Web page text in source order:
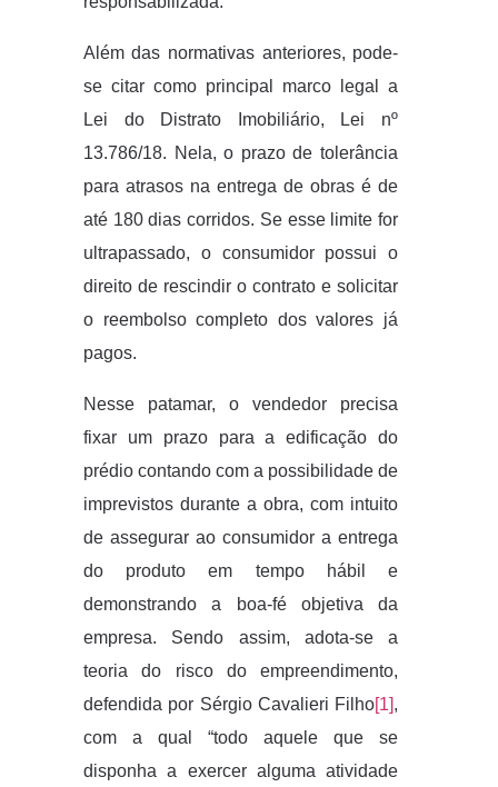
Além das normativas anteriores, pode-
se citar como principal marco legal a
Lei do Distrato Imobiliário, Lei nº
13.786/18. Nela, o prazo de tolerância
para atrasos na entrega de obras é de
até 180 dias corridos. Se esse limite for
ultrapassado, o consumidor possui o
direito de rescindir o contrato e solicitar
o reembolso completo dos valores já
pagos.
Nesse patamar, o vendedor precisa
fixar um prazo para a edificação do
prédio contando com a possibilidade de
imprevistos durante a obra, com intuito
de assegurar ao consumidor a entrega
do produto em tempo hábil e
demonstrando a boa-fé objetiva da
empresa. Sendo assim, adota-se a
teoria do risco do empreendimento,
defendida por Sérgio Cavalieri Filho[1],
com a qual “todo aquele que se
disponha a exercer alguma atividade